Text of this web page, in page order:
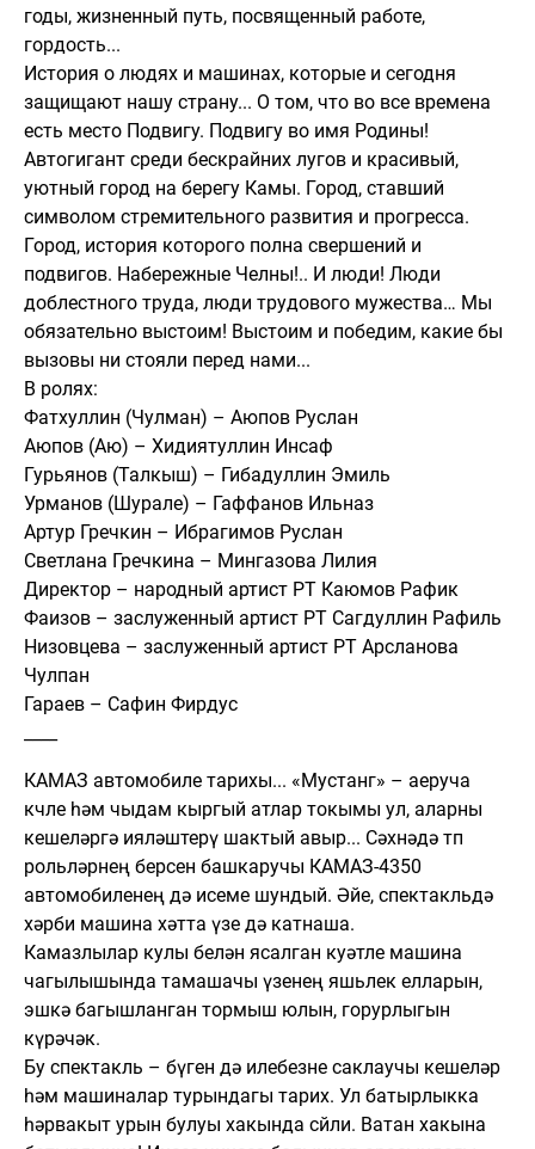
годы, жизненный путь, посвященный работе,
гордость...
История о людях и машинах, которые и сегодня
защищают нашу страну... О том, что во все времена
есть место Подвигу. Подвигу во имя Родины!
Автогигант среди бескрайних лугов и красивый,
уютный город на берегу Камы. Город, ставший
символом стремительного развития и прогресса.
Город, история которого полна свершений и
подвигов. Набережные Челны!.. И люди! Люди
доблестного труда, люди трудового мужества… Мы
обязательно выстоим! Выстоим и победим, какие бы
вызовы ни стояли перед нами...
В ролях:
Фатхуллин (Чулман) – Аюпов Руслан
Аюпов (Аю) – Хидиятуллин Инсаф
Гурьянов (Талкыш) – Гибадуллин Эмиль
Урманов (Шурале) – Гаффанов Ильназ
Артур Гречкин – Ибрагимов Руслан
Светлана Гречкина – Мингазова Лилия
Директор – народный артист РТ Каюмов Рафик
Фаизов – заслуженный артист РТ Сагдуллин Рафиль
Низовцева – заслуженный артист РТ Арсланова
Чулпан
Гараев – Сафин Фирдус
КАМАЗ автомобиле тарихы... «Мустанг» – аеруча
көчле һәм чыдам кыргый атлар токымы ул, аларны
кешеләргә ияләштерү шактый авыр... Сәхнәдә төп
рольләрнең берсен башкаручы КАМАЗ-4350
автомобиленең дә исеме шундый. Әйе, спектакльдә
хәрби машина хәтта үзе дә катнаша.
Камазлылар кулы белән ясалган куәтле машина
чагылышында тамашачы үзенең яшьлек елларын,
эшкә багышланган тормыш юлын, горурлыгын
күрәчәк.
Бу спектакль – бүген дә илебезне саклаучы кешеләр
һәм машиналар турындагы тарих. Ул батырлыкка
һәрвакыт урын булуы хакында сөйли. Ватан хакына